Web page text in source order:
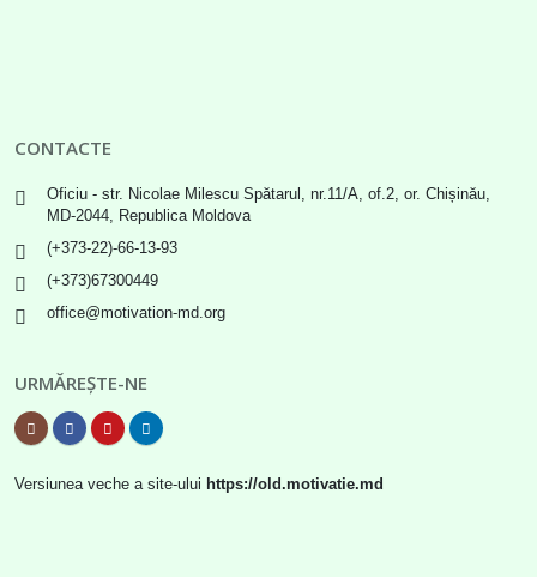
CONTACTE
Oficiu - str. Nicolae Milescu Spătarul, nr.11/A, of.2, or. Chișinău,
MD-2044, Republica Moldova
(+373-22)-66-13-93
(+373)67300449
office@motivation-md.org
URMĂREȘTE-NE
Versiunea veche a site-ului https://old.motivatie.md